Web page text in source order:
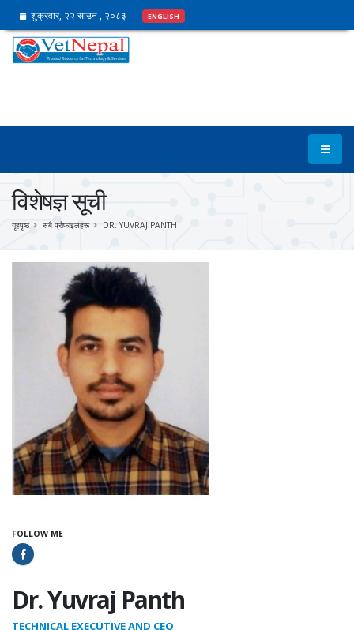
शुक्रवार, २२ साउन , २०८३ ENGLISH
विशेषज्ञ सूची
गृहपृष्ठ सबै प्रोफाइलहरू DR. YUVRAJ PANTH
Dr. Yuvraj Panth
TECHNICAL EXECUTIVE AND CEO
FOLLOW ME